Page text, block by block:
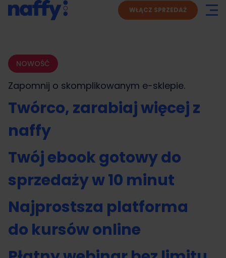
WŁĄCZ SPRZEDAŻ
NOWOŚĆ
Zapomnij o skomplikowanym e-sklepie.
Twórco, zarabiaj więcej z
naffy
Twój ebook gotowy do
sprzedaży w 10 minut
Najprostsza platforma
do kursów online